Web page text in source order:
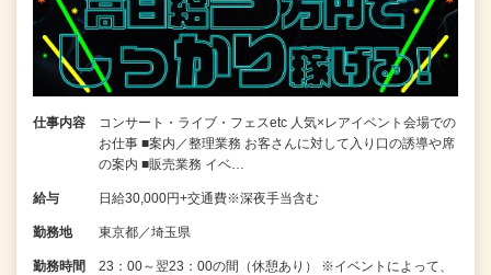
仕事内容
コンサート・ライブ・フェスetc 人気×レアイベント会場での
お仕事 ■案内／整理業務 お客さんに対して入り口の誘導や席
の案内 ■販売業務 イベ…
給与 日給30,000円+交通費※深夜手当含む
勤務地 東京都／埼玉県
勤務時間
23：00～翌23：00の間（休憩あり） ※イベントによって、